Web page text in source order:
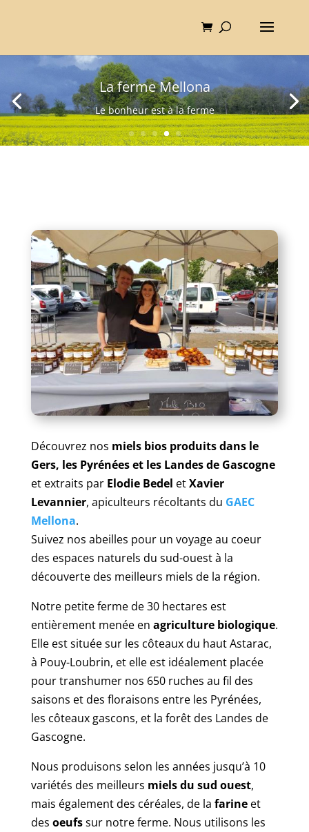
La ferme Mellona
Le bonheur est à la ferme
Découvrez nos miels bios produits dans le
Gers, les Pyrénées et les Landes de Gascogne
et extraits parElodie Bedel etXavier
Levannier, apiculteurs récoltants du GAEC
Mellona.
Suivez nos abeilles pour un voyage au coeur
des espaces naturels du sud-ouest à la
découverte des meilleurs miels de la région.
Notre petite ferme de 30 hectares est
entièrement menée en agriculture biologique.
Elle est située sur les côteaux du haut Astarac,
à Pouy-Loubrin, et elle est idéalement placée
pour transhumer nos 650 ruches au fil des
saisons et des floraisons entre les Pyrénées,
les côteaux gascons, et la forêt des Landes de
Gascogne.
Nous produisons selon les années jusqu’à 10
variétés des meilleurs miels du sud ouest,
mais également des céréales, de la farineet
des oeufssur notre ferme. Nous utilisons les